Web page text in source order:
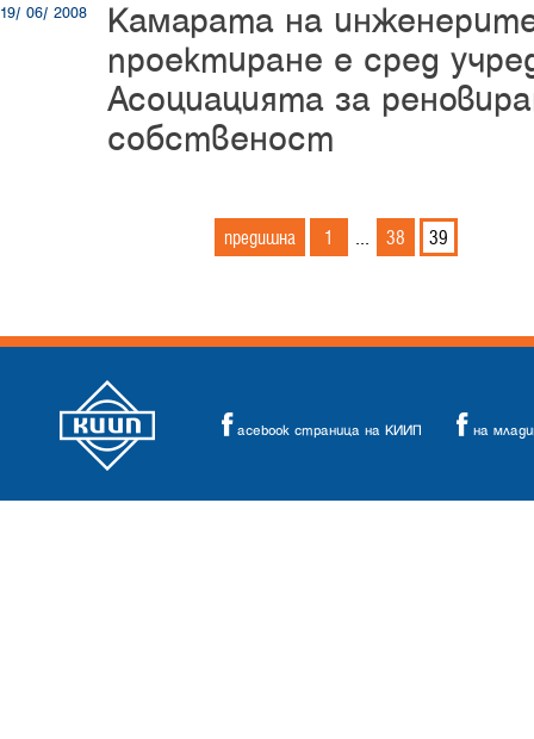
19/ 06/ 2008
Камарата на
проектиране е сред
Асоциацията за
собственост
предишна 1 ... 38 39
acebook страница на КИИП на